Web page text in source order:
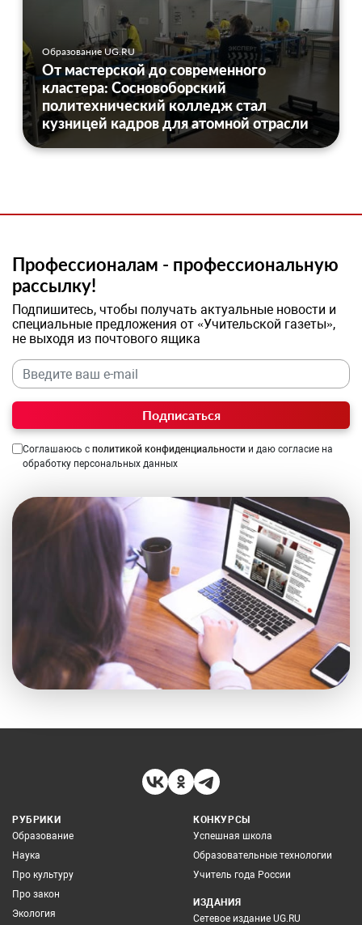
Образование UG.RU
От мастерской до современного
кластера: Сосновоборский
политехнический колледж стал
кузницей кадров для атомной отрасли
Профессионалам - профессиональную
рассылку!
Подпишитесь, чтобы получать актуальные новости и
специальные предложения от «Учительской газеты»,
не выходя из почтового ящика
Подписаться
Соглашаюсь с политикой конфиденциальности и даю согласие на
обработку персональных данных
РУБРИКИ
Образование
Наука
Про культуру
Про закон
Экология
КОНКУРСЫ
Успешная школа
Образовательные технологии
Учитель года России
ИЗДАНИЯ
Сетевое издание UG.RU